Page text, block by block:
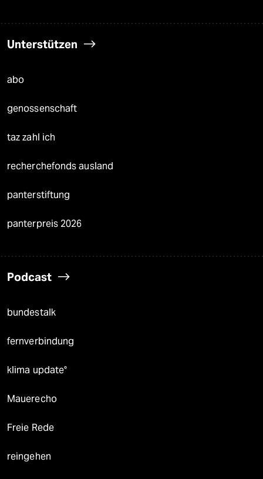
Unterstützen
abo
genossenschaft
taz zahl ich
recherchefonds ausland
panterstiftung
panterpreis 2026
Podcast
bundestalk
fernverbindung
klima update°
Mauerecho
Freie Rede
reingehen